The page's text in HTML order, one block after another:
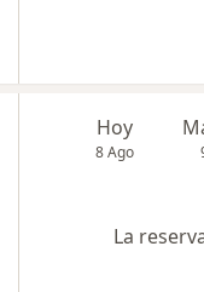
Hoy
8 Ago
La